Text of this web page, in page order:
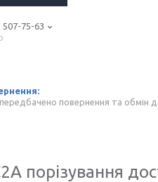
507-75-63
повернення та обмін
порізування